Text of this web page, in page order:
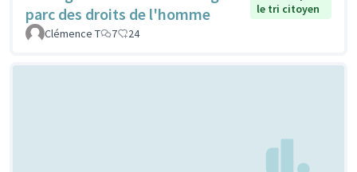
parc des droits de l'homme
le tri citoyen
Clémence T
7 24